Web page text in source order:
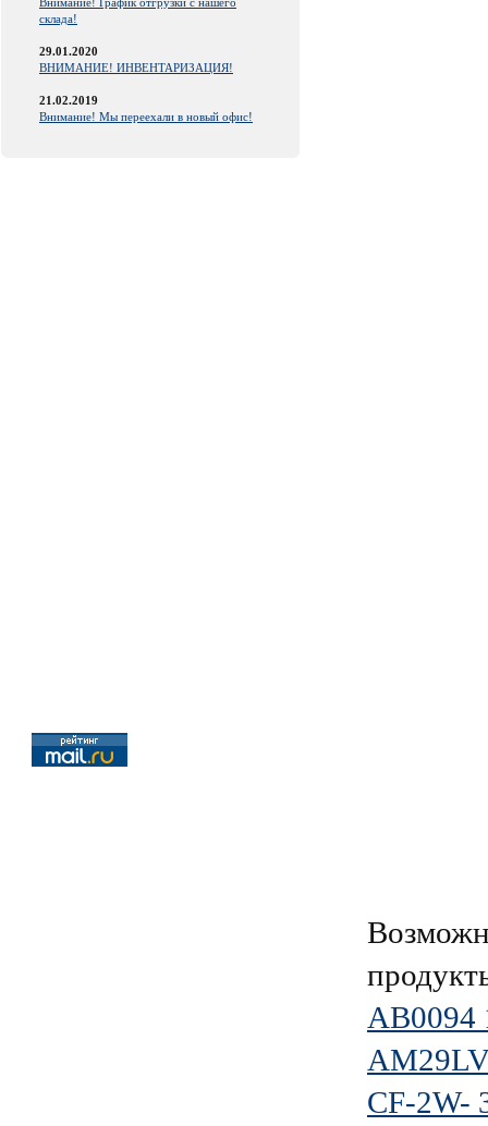
склада!
29.01.2020
ВНИМАНИЕ! ИНВЕНТАРИЗАЦИЯ!
21.02.2019
Внимание! Мы переехали в новый офис!
АВ0094
CF-2W-